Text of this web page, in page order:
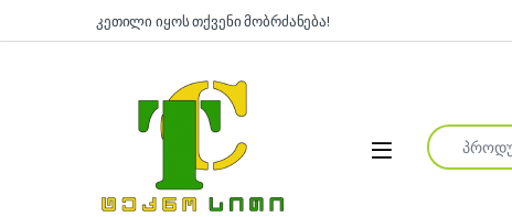
კეთილი იყოს თქვენი მობრძანება!
Open
Search for: